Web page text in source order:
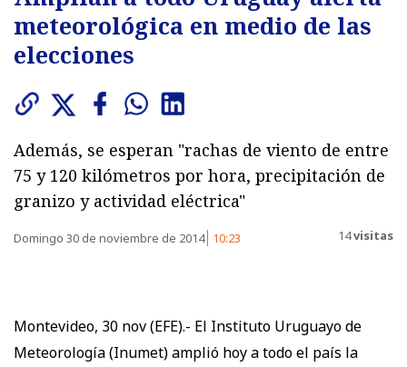
meteorológica en medio de las
elecciones
Además, se esperan "rachas de viento de entre
75 y 120 kilómetros por hora, precipitación de
granizo y actividad eléctrica"
Domingo 30 de noviembre de 2014 10:23 14visitas
Montevideo, 30 nov (EFE).- El Instituto Uruguayo de
Meteorología (Inumet) amplió hoy a todo el país la